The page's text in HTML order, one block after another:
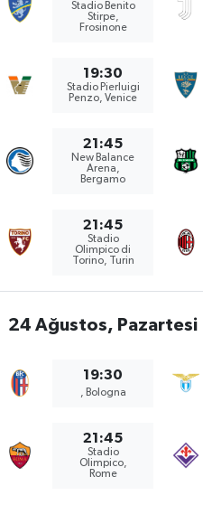
Stadio Benito
Stirpe,
Frosinone
19:30
Stadio Pierluigi
Penzo, Venice
21:45
New Balance
Arena,
Bergamo
21:45
Stadio
Olimpico di
Torino, Turin
24 Ağustos, Pazartesi
19:30
, Bologna
21:45
Stadio
Olimpico,
Rome